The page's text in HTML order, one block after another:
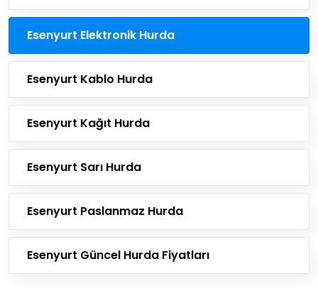
Esenyurt Elektronik Hurda
Esenyurt Kablo Hurda
Esenyurt Kağıt Hurda
Esenyurt Sarı Hurda
Esenyurt Paslanmaz Hurda
Esenyurt Güncel Hurda Fiyatları